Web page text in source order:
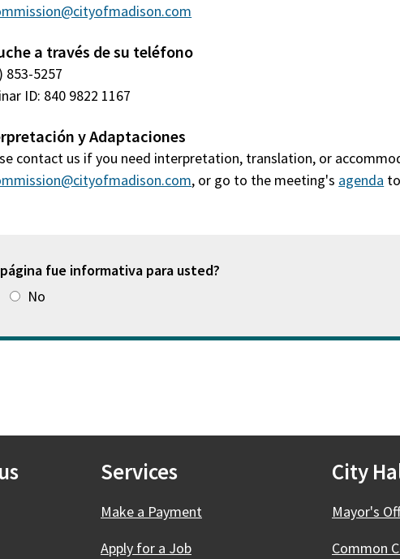
a través de su teléfono
853-5257
ID: 840 9822 1167
y Adaptaciones
contact us if you need interpretation, translation, or
, or go to the meeting's agenda
fue informativa para usted?
No
Services
Make a Payment
Apply for a Job
City
Mayor's
Common